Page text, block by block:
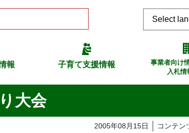
Select
報 子育て支援情報
事業者向け
入札情
大会
2005年08月15日 コンテン